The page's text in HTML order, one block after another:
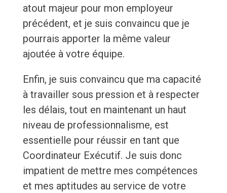
atout majeur pour mon employeur
précédent, et je suis convaincu que je
pourrais apporter la même valeur
ajoutée à votre équipe.
Enfin, je suis convaincu que ma capacité
à travailler sous pression et à respecter
les délais, tout en maintenant un haut
niveau de professionnalisme, est
essentielle pour réussir en tant que
Coordinateur Exécutif. Je suis donc
impatient de mettre mes compétences
et mes aptitudes au service de votre